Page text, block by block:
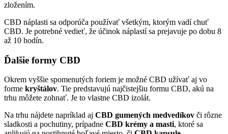
zložením.
CBD náplasti sa odporúča používať všetkým, ktorým vadí chuť
CBD. Je potrebné vedieť, že účinok náplastí sa prejavuje po dobu 8
až 10 hodín.
Ďalšie formy CBD
Okrem vyššie spomenutých foriem je možné CBD užívať aj vo
forme kryštálov. Tie predstavujú najčistejšiu formu CBD, akú na
trhu môžete zohnať. Je to vlastne CBD izolát.
Na trhu nájdete napríklad aj CBD gumených medvedíkov či rôzne
sladkosti a pochutiny, prípadne CBD krémy a masti, ktoré sa